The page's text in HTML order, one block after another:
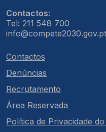
Contactos:
Tel: 211 548 700
info@compete2030.gov.pt
Contactos
Denúncias
Recrutamento
Área Reservada
Política de Privacidade